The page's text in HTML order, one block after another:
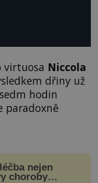
virtuosa Niccola
dřiny už
hodin
paradoxně
nejen
choroby